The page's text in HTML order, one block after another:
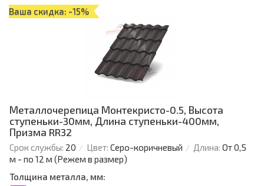
Ваша скидка: -15%
Металлочерепица Монтекристо-0.5, Высота
ступеньки-30мм, Длина ступеньки-400мм,
Призма RR32
Срок службы: 20 Цвет: Серо-коричневый Длина: От 0,5
м - по 12 м (Режем в размер)
Толщина металла, мм: